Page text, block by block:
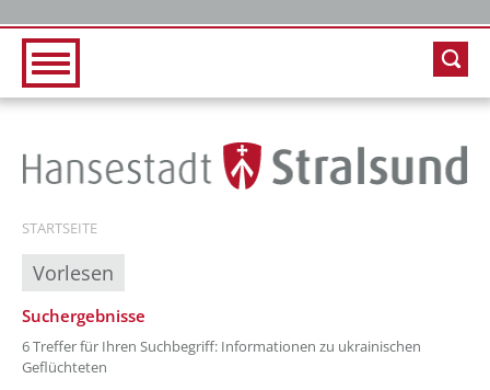
STARTSEITE
Vorlesen
Suchergebnisse
6 Treffer für Ihren Suchbegriff: Informationen zu ukrainischen
Geflüchteten